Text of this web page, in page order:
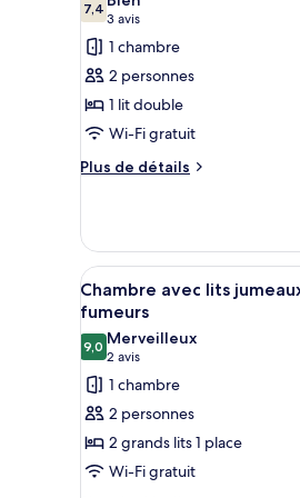
Chambre
Simple,
non-
fumeurs
les
photos
pour
ce
type
de
chambre :
semi-
double
non-
fumeurs
7,47,4 sur 10
3 avis
(3 avis)
1 chambre
2 personnes
1 lit double
Wi-Fi gratuit
Plus de détails
Plus
le
type
de
chambre
confort
semi-
double
non-
fumeurs
Afficher
toutes
les
photos
pour
ce
type
de
chambre :
8
Chambre avec lits
fumeurs
9,09,0 sur 10
Merveilleux
2 avis
(2 avis)
1 chambre
2 personnes
2 grands lits 1 place
Wi-Fi gratuit